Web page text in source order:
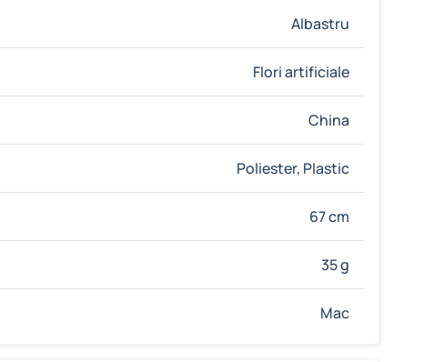
Albastru
Flori artificiale
China
Poliester, Plastic
67 cm
35 g
Mac